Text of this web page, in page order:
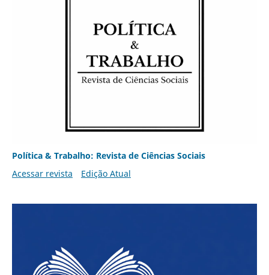
Política & Trabalho: Revista de Ciências Sociais
Acessar revista
Edição Atual